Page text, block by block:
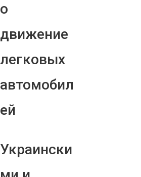
о
движение
легковых
автомобил
ей
Украински